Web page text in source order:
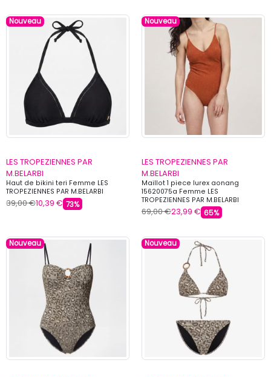
Nouveau
LES TROPEZIENNES PAR
M.BELARBI
Haut de bikini teri Femme LES
TROPEZIENNES PAR M.BELARBI
39,00 €10,39 € 73%
Nouveau
LES TROPEZIENNES PAR
M.BELARBI
Maillot 1 piece lurex aonang
15620075a Femme LES
TROPEZIENNES PAR M.BELARBI
69,00 €23,99 € 65%
Nouveau Nouveau